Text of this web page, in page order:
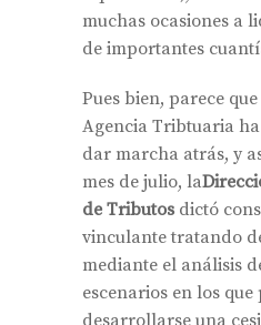
muchas ocasiones a
de importantes
Pues bien, parece
Agencia Tribtuaria
dar marcha atrás, y
mes de julio, la
de Tributos dictó
vinculante tratando
mediante el análisis
escenarios en los que